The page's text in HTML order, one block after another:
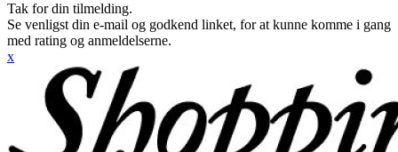
Tak for din tilmelding.
Se venligst din e-mail og godkend linket, for at kunne komme i gang
med rating og anmeldelserne.
x